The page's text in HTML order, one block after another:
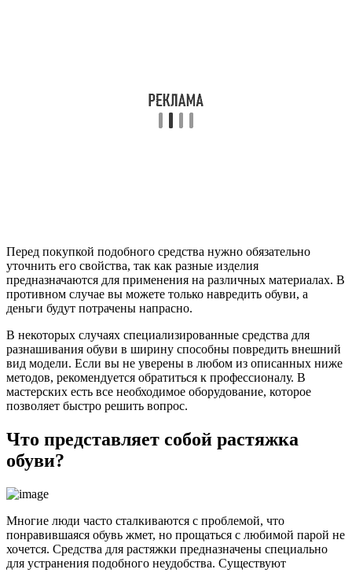
Перед покупкой подобного средства нужно обязательно
уточнить его свойства, так как разные изделия
предназначаются для применения на различных материалах. В
противном случае вы можете только навредить обуви, а
деньги будут потрачены напрасно.
В некоторых случаях специализированные средства для
разнашивания обуви в ширину способны повредить внешний
вид модели. Если вы не уверены в любом из описанных ниже
методов, рекомендуется обратиться к профессионалу. В
мастерских есть все необходимое оборудование, которое
позволяет быстро решить вопрос.
Что представляет собой растяжка
обуви?
Многие люди часто сталкиваются с проблемой, что
понравившаяся обувь жмет, но прощаться с любимой парой не
хочется. Средства для растяжки предназначены специально
для устранения подобного неудобства. Существуют